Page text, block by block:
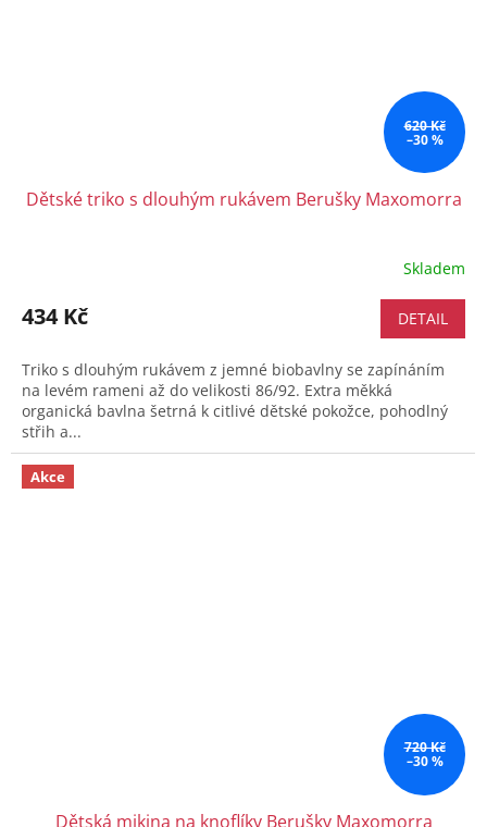
620 Kč
–30 %
Dětské triko s dlouhým rukávem Berušky Maxomorra
Skladem
434 Kč DETAIL
Triko s dlouhým rukávem z jemné biobavlny se zapínáním
na levém rameni až do velikosti 86/92. Extra měkká
organická bavlna šetrná k citlivé dětské pokožce, pohodlný
střih a...
Akce
720 Kč
–30 %
Dětská mikina na knoflíky Berušky Maxomorra